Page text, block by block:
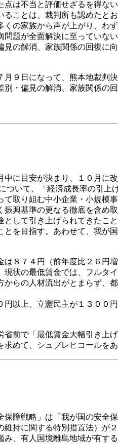
は不当と評価せざるを得な
ことは、裁判所も認めたと
の家族から声が上がり、わ
題が全面解決に至っていな
の解消、家族関係の回復に
９日になって、熊本地裁判
・偏見の解消、家族関係の
に目安が決まり、１０月に改
いて、「経済成長率の引上
取り組む中小企業・小規模
興基準の更なる徹底を含め
して引き上げられてきたこ
を目指す。あわせて、我が
８７４円（前年度比２６円
状の最低賃金では、フルタ
らの人材流出がとまらず、
以上、立憲民主が１３００
前で「最低賃金大幅引き上
めて、シュプレヒコールをあ
障戦略」は「我が国の安全
持に関する特別措置法）が
、有人国境離島地域が有す